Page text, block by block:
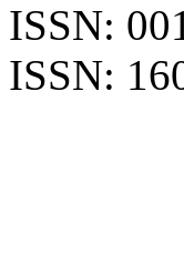
ISSN:
ISSN: